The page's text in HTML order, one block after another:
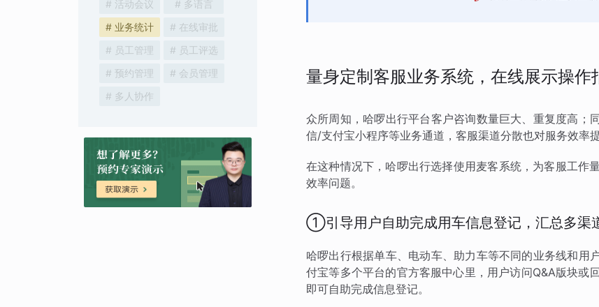
# 活动会议
# 多语言
# 业务统计
# 在线审批
# 员工管理
# 员工评选
# 预约管理
# 会员管理
# 多人协作
量身定制客服业务系统，在线展示操
众所周知，哈啰出行平台客户咨询数量巨大、重复度高；
信/支付宝小程序等业务通道，客服渠道分散也对服务效率提
在这种情况下，哈啰出行选择使用麦客系统，为客服工作
效率问题。
①引导用户自助完成用车信息登记，汇总多渠
哈啰出行根据单车、电动车、助力车等不同的业务线和用
付宝等多个平台的官方客服中心里，用户访问Q&A版块或
即可自助完成信息登记。